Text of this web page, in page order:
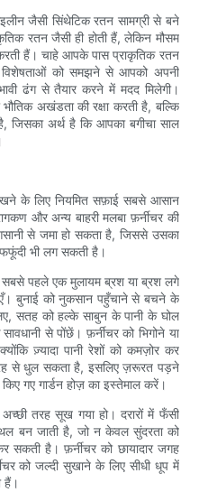
जैसी सिंथेटिक रतन सामग्री से बने
रतन जैसी ही होती हैं, लेकिन मौसम
हैं। चाहे आपके पास प्राकृतिक रतन
विशेषताओं को समझने से आपको अपनी
ढंग से तैयार करने में मदद मिलेगी।
अखंडता की रक्षा करती है, बल्कि
जिसका अर्थ है कि आपका बगीचा साल
के लिए नियमित सफ़ाई सबसे आसान
और अन्य बाहरी मलबा फ़र्नीचर की
से जमा हो सकता है, जिससे उसका
भी लग सकती है।
पहले एक मुलायम ब्रश या ब्रश लगे
बुनाई को नुकसान पहुँचाने से बचने के
सतह को हल्के साबुन के पानी के घोल
से पोंछें। फ़र्नीचर को भिगोने या
ज़्यादा पानी रेशों को कमज़ोर कर
से धुल सकता है, इसलिए ज़रूरत पड़ने
गए गार्डन होज़ का इस्तेमाल करें।
तरह सूख गया हो। दरारों में फँसी
बन जाती है, जो न केवल सुंदरता को
सकती है। फ़र्नीचर को छायादार जगह
को जल्दी सुखाने के लिए सीधी धूप में
हैं।